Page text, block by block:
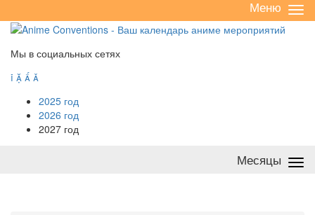
/
Меню
Мы в социальных сетях
   
2025 год
2026 год
2027 год
Месяцы